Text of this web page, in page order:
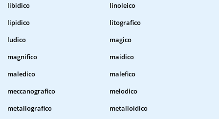
libidico
linoleico
lipidico
litografico
ludico
magico
magnifico
maidico
maledico
malefico
meccanografico
melodico
metallografico
metalloidico